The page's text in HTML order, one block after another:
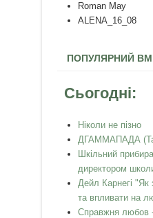
Roman May
ALENA_16_08
ПОПУЛЯРНИЙ
Сьогодні:
Ніколи не пізно
ДГАММАПАДА
Шкільний
директором
Дейл Карнегі "Як
та впливати на
Справжня любов